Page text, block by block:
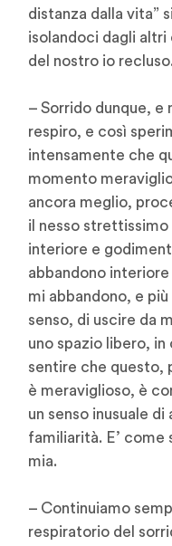
distanza dalla vita”
isolandoci dagli altri
del nostro io recluso.
– Sorrido dunque, e
respiro, e così
intensamente che
momento
ancora meglio,
il nesso strettissimo
interiore e
abbandono
mi abbandono, e
senso, di uscire da
uno spazio libero,
sentire che questo,
è meraviglioso, è
un senso inusuale
familiarità. E’ come
mia.
– Continuiamo
respiratorio del